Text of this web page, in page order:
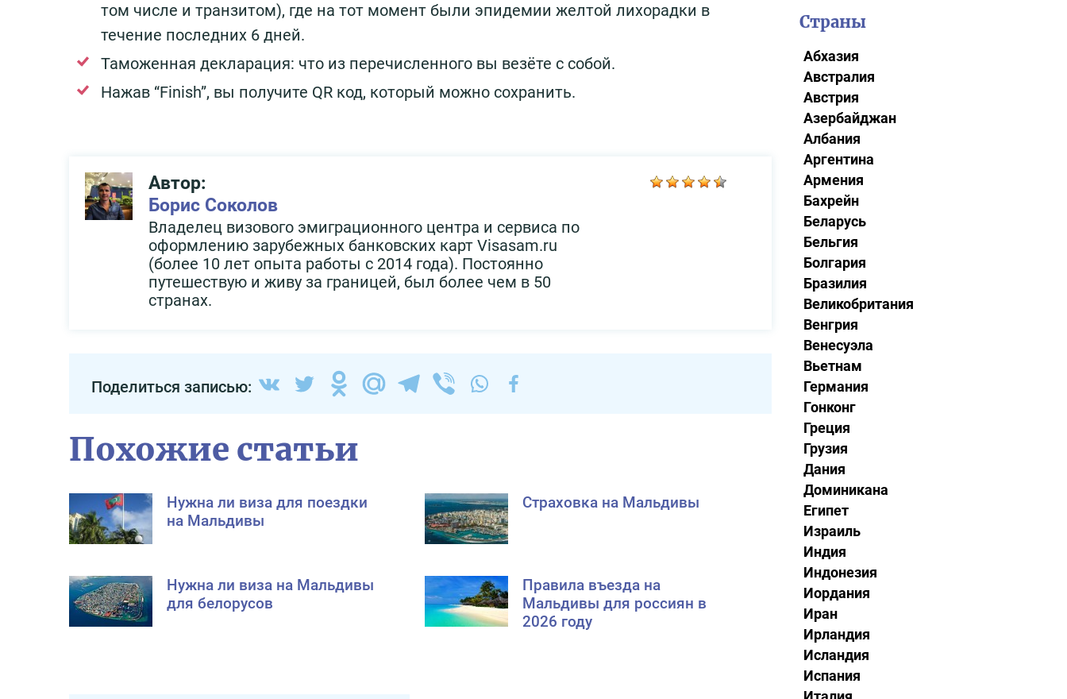
том числе и транзитом), где на тот момент были эпидемии желтой лихорадки в
течение последних 6 дней.
Таможенная декларация: что из перечисленного вы везёте с собой.
Нажав “Finish”, вы получите QR код, который можно сохранить.
Автор:
Борис Соколов
Владелец визового эмиграционного центра и сервиса по
оформлению зарубежных банковских карт Visasam.ru
(более 10 лет опыта работы с 2014 года). Постоянно
путешествую и живу за границей, был более чем в 50
странах.
Поделиться записью:
Похожие статьи
Нужна ли виза для поездки
на Мальдивы
Страховка на Мальдивы
Нужна ли виза на Мальдивы
для белорусов
Правила въезда на
Мальдивы для россиян в
2026 году
Страны
Абхазия
Австралия
Австрия
Азербайджан
Албания
Аргентина
Армения
Бахрейн
Беларусь
Бельгия
Болгария
Бразилия
Великобритания
Венгрия
Венесуэла
Вьетнам
Германия
Гонконг
Греция
Грузия
Дания
Доминикана
Египет
Израиль
Индия
Индонезия
Иордания
Иран
Ирландия
Исландия
Испания